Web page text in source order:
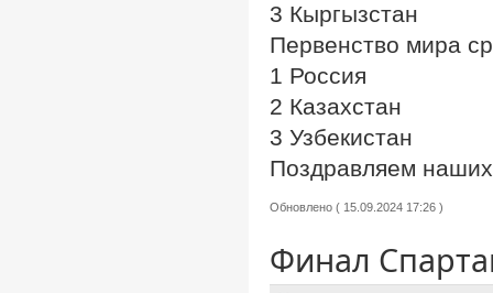
3 Кыргызстан
Первенство мира
1 Россия
2 Казахстан
3 Узбекистан
Поздравляем
Обновлено ( 15.09.2024 17:26 )
Финал